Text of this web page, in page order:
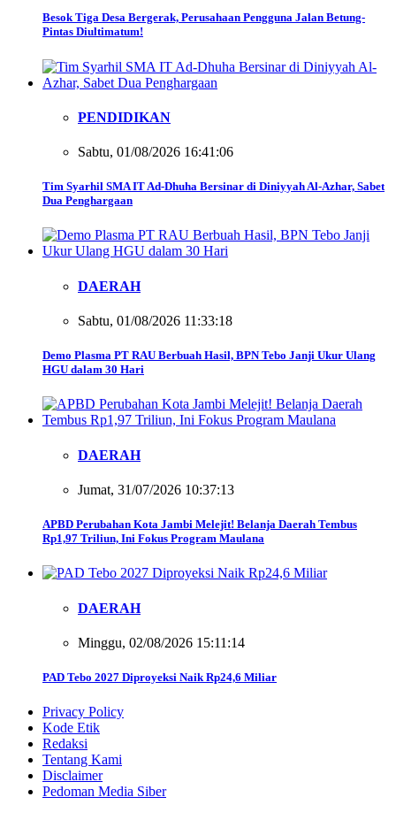
Besok Tiga Desa Bergerak, Perusahaan Pengguna Jalan Betung-
Pintas Diultimatum!
PENDIDIKAN
Sabtu, 01/08/2026 16:41:06
Tim Syarhil SMA IT Ad-Dhuha Bersinar di Diniyyah Al-Azhar, Sabet
Dua Penghargaan
DAERAH
Sabtu, 01/08/2026 11:33:18
Demo Plasma PT RAU Berbuah Hasil, BPN Tebo Janji Ukur Ulang
HGU dalam 30 Hari
DAERAH
Jumat, 31/07/2026 10:37:13
APBD Perubahan Kota Jambi Melejit! Belanja Daerah Tembus
Rp1,97 Triliun, Ini Fokus Program Maulana
DAERAH
Minggu, 02/08/2026 15:11:14
PAD Tebo 2027 Diproyeksi Naik Rp24,6 Miliar
Privacy Policy
Kode Etik
Redaksi
Tentang Kami
Disclaimer
Pedoman Media Siber